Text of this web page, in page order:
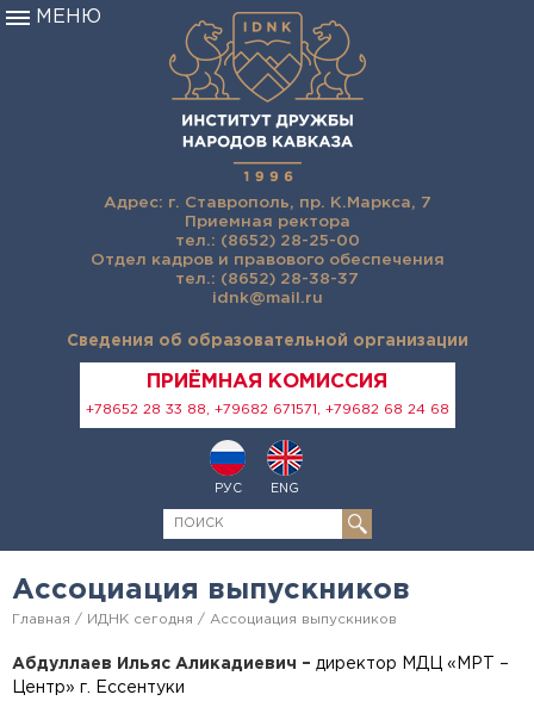
Адрес: г. Ставрополь, пр. К.Маркса, 7
Приемная ректора
тел.: (8652) 28-25-00
Отдел кадров и правового обеспечения
тел.: (8652) 28-38-37
idnk@mail.ru
Сведения об образовательной организации
ПРИЁМНАЯ КОМИССИЯ
+78652 28 33 88, +79682 671571, +79682 68 24 68
РУС ENG
МЕНЮ
Ассоциация выпускников
Главная ИДНК сегодня Ассоциация выпускников
Абдуллаев Ильяс Аликадиевич – директор МДЦ «МРТ –
Центр» г. Ессентуки